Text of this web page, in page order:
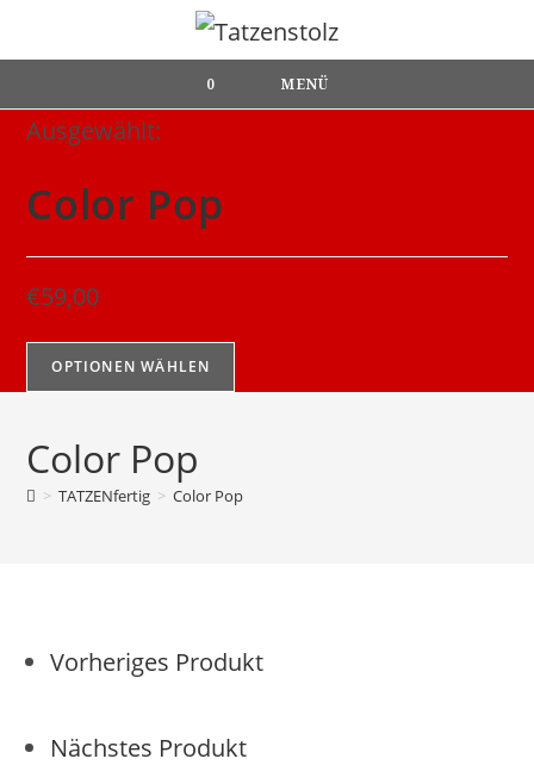
0 MENÜ
Ausgewählt:
Color Pop
€59,00
OPTIONEN WÄHLEN
Color Pop
> TATZENfertig > Color Pop
Vorheriges Produkt
Nächstes Produkt